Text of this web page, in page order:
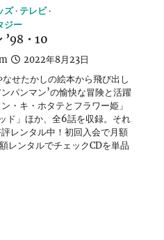
ズ テレビ
ジー
’98・10
2022年8月23日
せたかしの絵本から飛び出し
パンマン’の愉快な冒険と活躍
・キ・ホタテとフラワー姫」
ド」ほか、全6話を収録。それ
レンタル中！初回入会で月額
レンタルでチェックCDを単品